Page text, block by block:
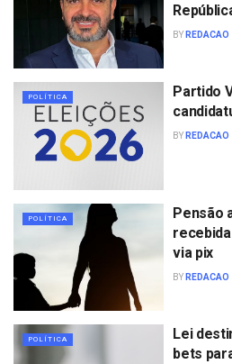
BY REDACAO
POLÍTICA
Partido
BY REDACAO
POLÍTICA
Pensão
via pix
BY REDACAO
POLÍTICA
Lei
bets